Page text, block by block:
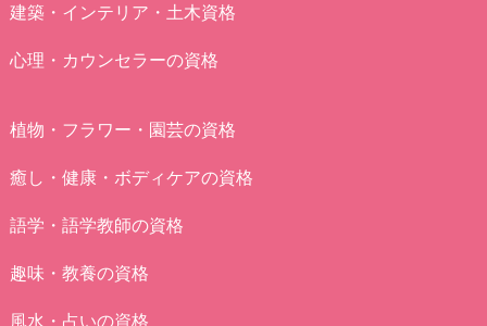
建築・インテリア・土木資格
心理・カウンセラーの資格
植物・フラワー・園芸の資格
癒し・健康・ボディケアの資格
語学・語学教師の資格
趣味・教養の資格
風水・占いの資格